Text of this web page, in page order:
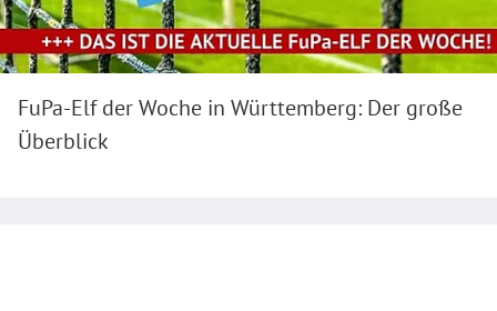
FuPa-Elf der Woche in Württemberg: Der große
Überblick